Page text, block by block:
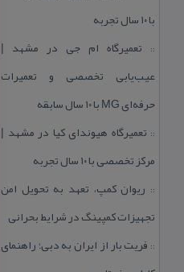
با ۱۰ سال تجربه
:: تعمیرگاه ام جی در مشهد |
عیب‌یابی تخصصی و تعمیرات
حرفه‌ای MG با ۱۰ سال سابقه
:: تعمیرگاه هیوندای كیا در مشهد |
مركز تخصصی با ۱۰ سال تجربه
:: ریوان كمپ، تعهد به تحویل امن
تجهیزات كمپینگ در شرایط بحرانی
:: فریت بار از ایران به دبی؛ راهنمای